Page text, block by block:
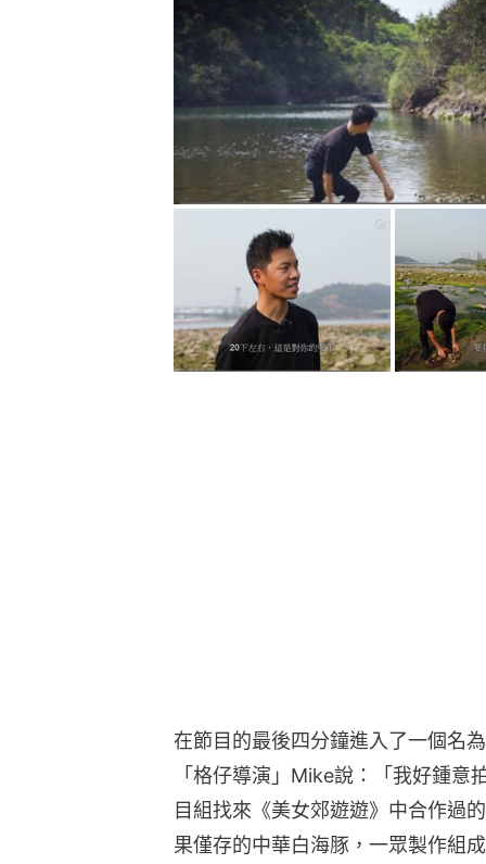
在節目的最後四分鐘進入了一個名
「格仔導演」Mike說：「我好鍾
目組找來《美女郊遊遊》中合作過
果僅存的中華白海豚，一眾製作組